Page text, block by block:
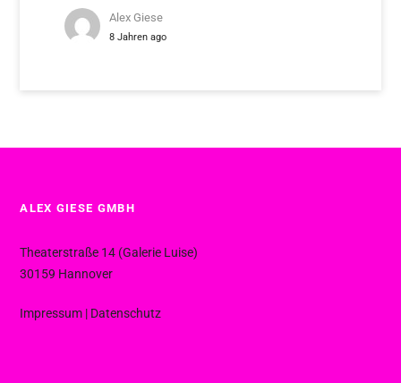
Alex Giese
8 Jahren ago
ALEX GIESE GMBH
Theaterstraße 14 (Galerie Luise)
30159 Hannover
Impressum | Datenschutz